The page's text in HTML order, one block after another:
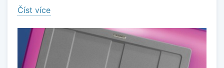
Číst více